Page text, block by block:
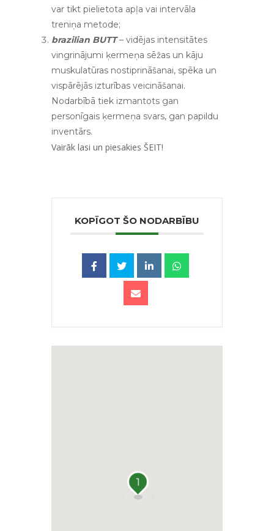
var tikt pielietota apļa vai intervāla
treniņa metode;
brazilian BUTT– vidējas intensitātes
vingrinājumi ķermeņa sēžas un kāju
muskulatūras nostiprināšanai, spēka un
vispārējās izturības veicināšanai.
Nodarbībā tiek izmantots gan
personīgais ķermeņa svars, gan papildu
inventārs.
Vairāk lasi un piesakies ŠEIT!
KOPĪGOT ŠO NODARBĪBU
1